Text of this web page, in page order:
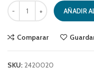
PINTURA SPRAY USO
AÑADIR
Comparar
SKU: 2420020